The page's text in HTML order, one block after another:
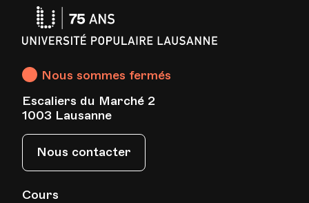
Cours
Nous sommes fermés
Escaliers du Marché 2
1003 Lausanne
Nous contacter